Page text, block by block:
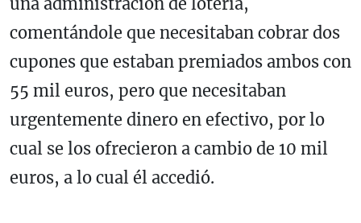
comentándole que necesitaban cobrar dos
cupones que estaban premiados ambos con
55 mil euros, pero que necesitaban
urgentemente dinero en efectivo, por lo
cual se los ofrecieron a cambio de 10 mil
euros, a lo cual él accedió.